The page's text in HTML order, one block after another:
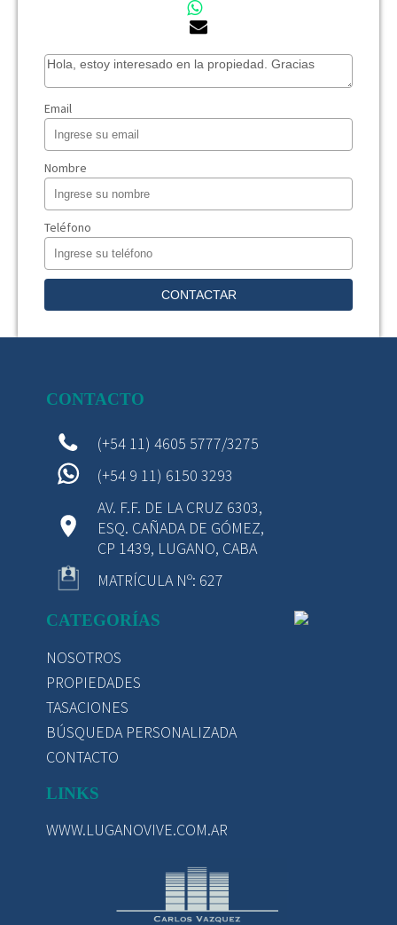
Email
Nombre
Teléfono
CONTACTO
(+54 11) 4605 5777/3275
(+54 9 11) 6150 3293
AV. F.F. DE LA CRUZ 6303,
ESQ. CAÑADA DE GÓMEZ,
CP 1439, LUGANO, CABA
MATRÍCULA Nº: 627
CATEGORÍAS
NOSOTROS
PROPIEDADES
TASACIONES
BÚSQUEDA PERSONALIZADA
CONTACTO
LINKS
WWW.LUGANOVIVE.COM.AR